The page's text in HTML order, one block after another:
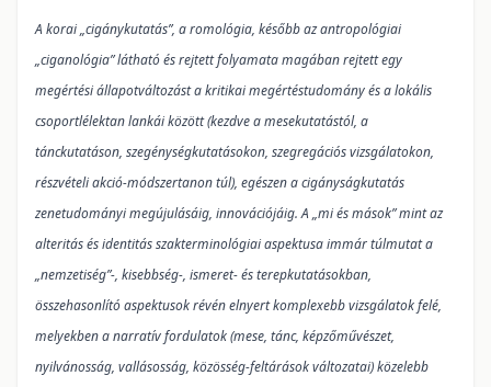
A korai „cigánykutatás”, a romológia, később az antropológiai
„ciganológia” látható és rejtett folyamata magában rejtett egy
megértési állapotváltozást a kritikai megértéstudomány és a lokális
csoportlélektan lankái között (kezdve a mesekutatástól, a
tánckutatáson, szegénységkutatásokon, szegregációs vizsgálatokon,
részvételi akció-módszertanon túl), egészen a cigányságkutatás
zenetudományi megújulásáig, innovációjáig. A „mi és mások” mint az
alteritás és identitás szakterminológiai aspektusa immár túlmutat a
„nemzetiség”-, kisebbség-, ismeret- és terepkutatásokban,
összehasonlító aspektusok révén elnyert komplexebb vizsgálatok felé,
melyekben a narratív fordulatok (mese, tánc, képzőművészet,
nyilvánosság, vallásosság, közösség-feltárások változatai) közelebb